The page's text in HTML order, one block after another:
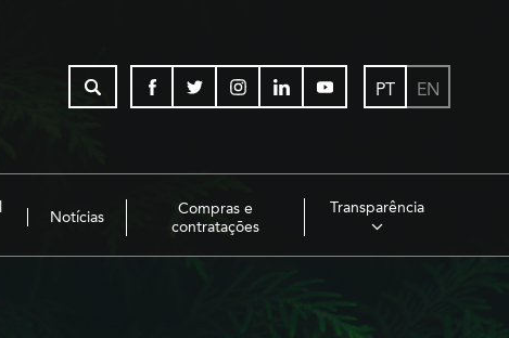
PT EN
Notícias
Compras e
contratações
Transparência